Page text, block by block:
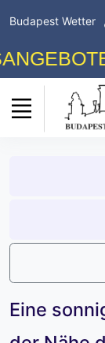
Budapest Wetter
Eine